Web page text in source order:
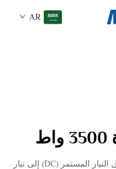
AR
إن العاكس بقدرة ٣٥٠٠ واط هو جهازٌ يحوّل التيار المستمر (DC) إلى تيار